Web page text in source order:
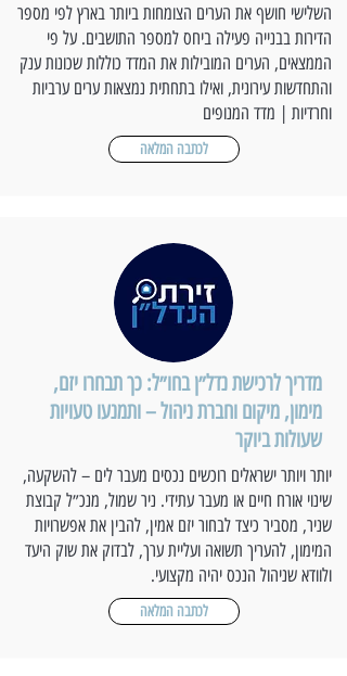
השלישי חושף את הערים הצומחות ביותר בארץ לפי מספר
הדירות בבנייה פעילה ביחס למספר התושבים. על פי
הממצאים, הערים המובילות את המדד כוללות שכונות ענק
והתחדשות עירונית, ואילו בתחתית נמצאות ערים ערביות
וחרדיות | מדד המנופים
לכתבה המלאה
מדריך לרכישת נדל״ן בחו״ל: כך תבחרו יזם,
מימון, מיקום וחברת ניהול – ותמנעו טעויות
שעולות ביוקר
יותר ויותר ישראלים רוכשים נכסים מעבר לים – להשקעה,
שינוי אורח חיים או מעבר עתידי. ניר שמול, מנכ״ל קבוצת
שניר, מסביר כיצד לבחור יזם אמין, להבין את אפשרויות
המימון, להעריך תשואה ועליית ערך, לבדוק את שוק היעד
ולוודא שניהול הנכס יהיה מקצועי.
לכתבה המלאה